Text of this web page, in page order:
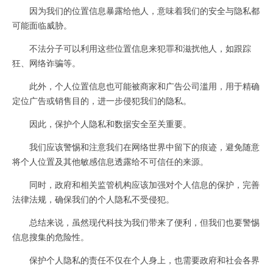
因为我们的位置信息暴露给他人，意味着我们的安全与隐私都
可能面临威胁。
不法分子可以利用这些位置信息来犯罪和滋扰他人，如跟踪
狂、网络诈骗等。
此外，个人位置信息也可能被商家和广告公司滥用，用于精确
定位广告或销售目的，进一步侵犯我们的隐私。
因此，保护个人隐私和数据安全至关重要。
我们应该警惕和注意我们在网络世界中留下的痕迹，避免随意
将个人位置及其他敏感信息透露给不可信任的来源。
同时，政府和相关监管机构应该加强对个人信息的保护，完善
法律法规，确保我们的个人隐私不受侵犯。
总结来说，虽然现代科技为我们带来了便利，但我们也要警惕
信息搜集的危险性。
保护个人隐私的责任不仅在个人身上，也需要政府和社会各界